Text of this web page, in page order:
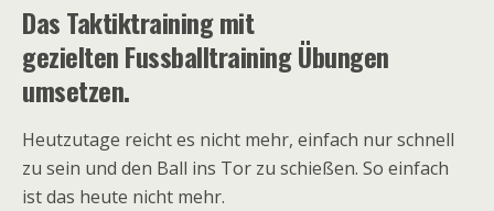
Das Taktiktraining mit
gezielten Fussballtraining Übungen
umsetzen.
Heutzutage reicht es nicht mehr, einfach nur schnell
zu sein und den Ball ins Tor zu schießen. So einfach
ist das heute nicht mehr.